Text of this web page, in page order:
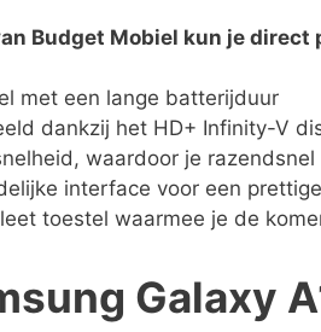
Budget Mobiel kun je direct
met een lange batterijduur
dankzij het HD+ Infinity-V
waardoor je
interface voor een
toestel waarmee je de
Galaxy